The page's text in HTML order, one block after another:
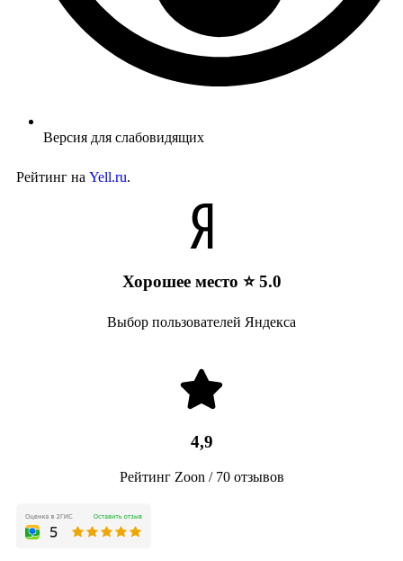
Версия для слабовидящих
Рейтинг на Yell.ru.
Хорошее место ⭐ 5.0
Выбор пользователей Яндекса
4,9
Рейтинг Zoon / 70 отзывов